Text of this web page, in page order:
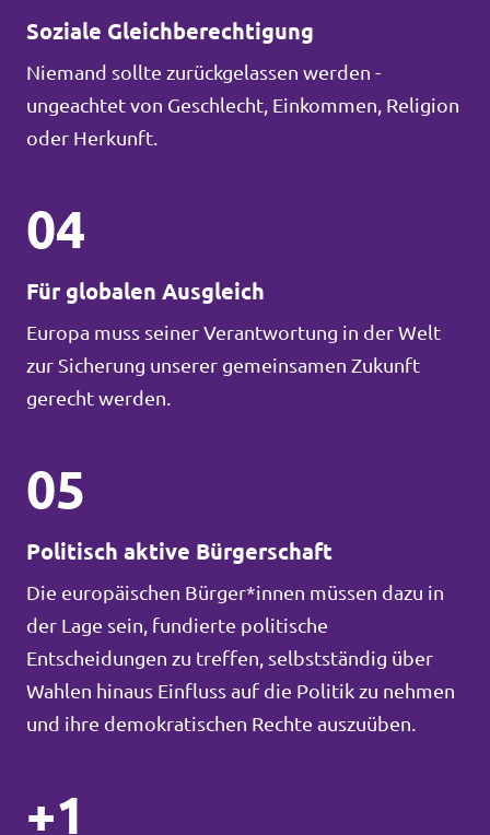
Soziale Gleichberechtigung
Niemand sollte zurückgelassen werden -
ungeachtet von Geschlecht, Einkommen, Religion
oder Herkunft.
04
Für globalen Ausgleich
Europa muss seiner Verantwortung in der Welt
zur Sicherung unserer gemeinsamen Zukunft
gerecht werden.
05
Politisch aktive Bürgerschaft
Die europäischen Bürger*innen müssen dazu in
der Lage sein, fundierte politische
Entscheidungen zu treffen, selbstständig über
Wahlen hinaus Einfluss auf die Politik zu nehmen
und ihre demokratischen Rechte auszuüben.
+1